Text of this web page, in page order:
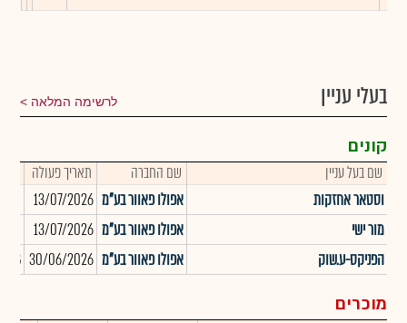
בעלי עניין לרשימה המלאה
קונים
שם בעל עניין שם החברה תאריך פעולה
וסטאר אחזקות
אפולו פאוור בע"מ 13/07/2026
מור ישי
אפולו פאוור בע"מ 13/07/2026
הפניקס-ע.שוק
אפולו פאוור בע"מ 30/06/2026
78
מוכרים